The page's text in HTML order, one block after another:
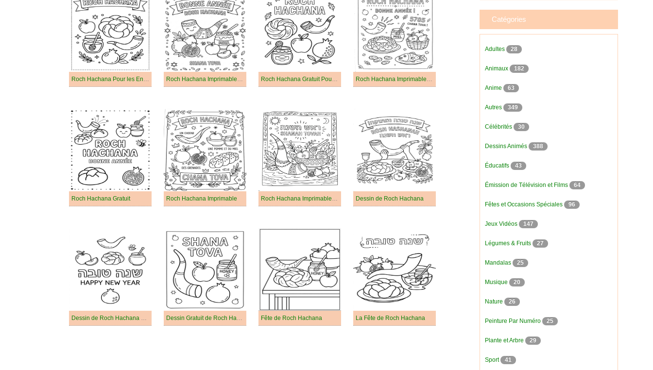
Roch Hachana Pour les Enfants Roch Hachana Imprimable Pour les Enfants Roch Hachana Gratuit Pour les Enfants Roch Hachana Imprimable Gratuit
Roch Hachana Gratuit Roch Hachana Imprimable Roch Hachana Imprimable Gratuit Pour les Enfants Dessin de Roch Hachana
Dessin de Roch Hachana Gratuit Dessin Gratuit de Roch Hachana Fête de Roch Hachana La Fête de Roch Hachana
Catégories
Adultes 28
Animaux 182
Anime 63
Autres 349
Célébrités 30
Dessins Animés 388
Éducatifs 43
Émission de Télévision et Films 64
Fêtes et Occasions Spéciales 96
Jeux Vidéos 147
Légumes & Fruits 27
Mandalas 25
Musique 20
Nature 26
Peinture Par Numéro 25
Plante et Arbre 29
Sport 41